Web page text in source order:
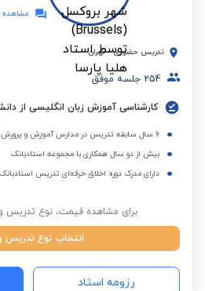
مشاهده 9 دیدگاه
تدریس حضوری - تهران
254 جلسه موفق
کارشناسی آموزش زبان انگلیسی از
6 سال سابقه تدریس در مدارس آموزش و پرورش و آموزشگاه
بیش از دو سال همکاری با مجموعه استادبانک
دارای مدرک دوره اخلاق حرفه‌ای تدریس استادبانک
برای مشاهده قیمت، نوع تدریس و
انتخاب نوع
رزومه استاد